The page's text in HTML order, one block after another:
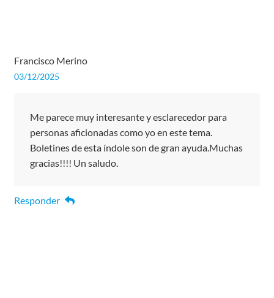
Francisco Merino
03/12/2025
Me parece muy interesante y esclarecedor para
personas aficionadas como yo en este tema.
Boletines de esta índole son de gran ayuda.Muchas
gracias!!!! Un saludo.
Responder